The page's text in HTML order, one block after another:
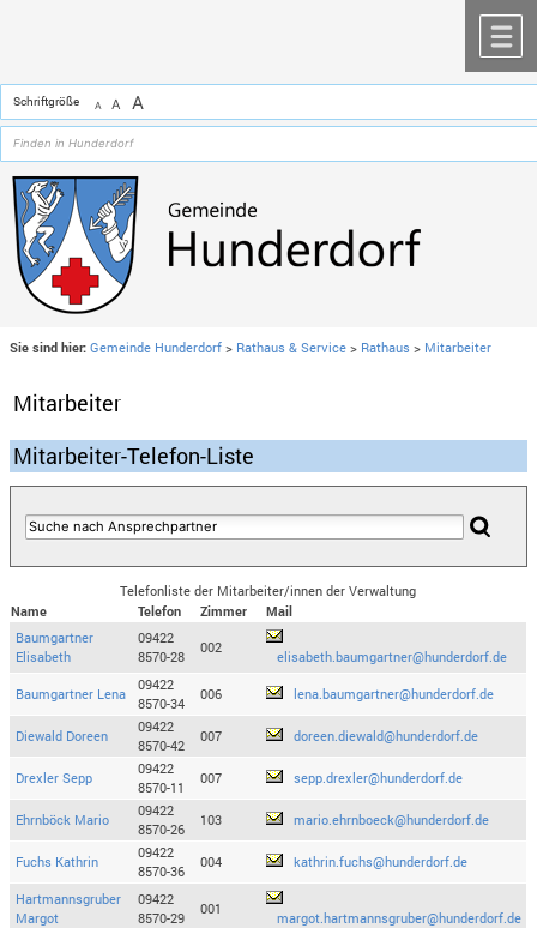
Schriftgröße A A A
Sie sind hier: Gemeinde Hunderdorf > Rathaus & Service > Rathaus > Mitarbeiter
Mitarbeiter
Mitarbeiter-Telefon-Liste
Telefonliste der Mitarbeiter/innen der Verwaltung
Name
Telefon Zimmer
Mail
Baumgartner
Elisabeth
09422
8570-28
002
elisabeth.baumgartner@hunderdorf.de
Baumgartner Lena
09422
8570-34
006 lena.baumgartner@hunderdorf.de
Diewald Doreen
09422
8570-42
007 doreen.diewald@hunderdorf.de
Drexler Sepp
09422
8570-11
007 sepp.drexler@hunderdorf.de
Ehrnböck Mario
09422
8570-26
103 mario.ehrnboeck@hunderdorf.de
Fuchs Kathrin
09422
8570-36
004 kathrin.fuchs@hunderdorf.de
Hartmannsgruber
Margot
09422
8570-29
001
margot.hartmannsgruber@hunderdorf.de